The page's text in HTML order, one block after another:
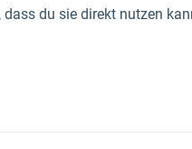
du sie direkt nutzen